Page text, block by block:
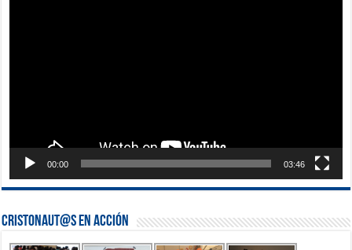
00:00 03:46
Cristonaut@s en Acción